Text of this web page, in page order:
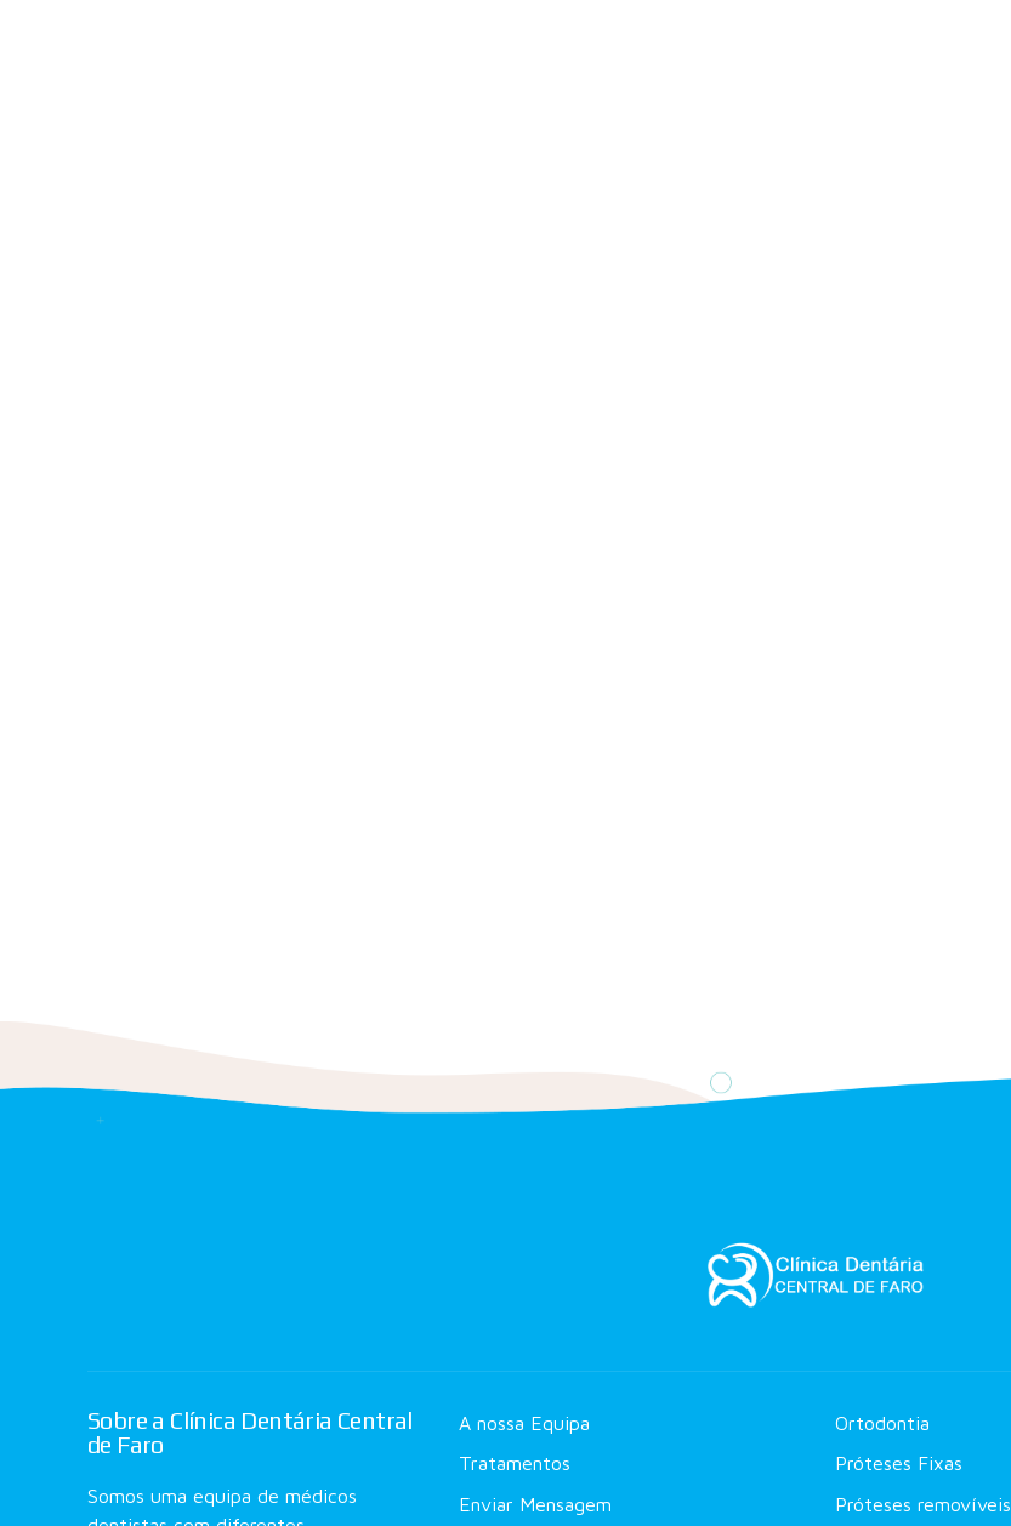
Sobre a Clínica Dentária Central
de Faro
Somos uma equipa de médicos
A nossa Equipa
Tratamentos
Enviar Mensagem
Ortodontia
Próteses Fixas
Próteses removíveis